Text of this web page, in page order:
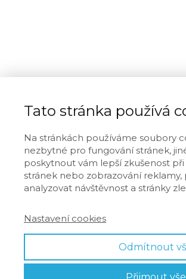
Tato stránka používá
Na stránkách používáme soubory
nezbytné pro fungování stránek,
poskytnout vám lepší zkušenost při
stránek nebo zobrazování
analyzovat návštěvnost a stránky
Nastavení cookies
Odmítnout